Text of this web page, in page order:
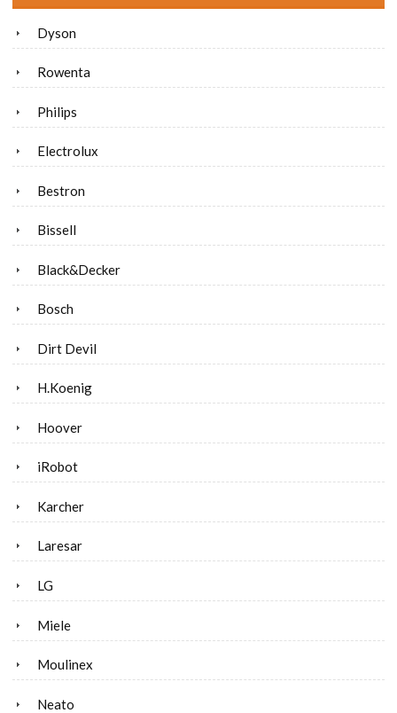
Dyson
Rowenta
Philips
Electrolux
Bestron
Bissell
Black&Decker
Bosch
Dirt Devil
H.Koenig
Hoover
iRobot
Karcher
Laresar
LG
Miele
Moulinex
Neato